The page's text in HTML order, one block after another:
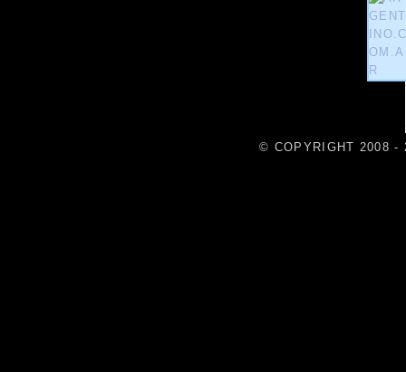
© COPYRIGHT 2008